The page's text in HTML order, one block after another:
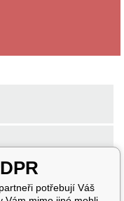
potřebují Váš